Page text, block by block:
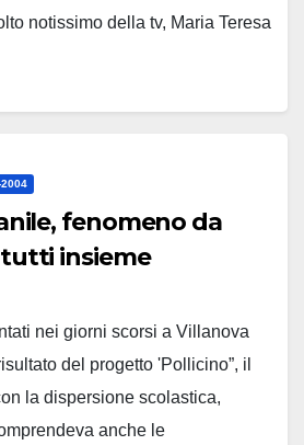
notissimo della tv, Maria Teresa
2004
fenomeno da
insieme
nei giorni scorsi a Villanova
del progetto 'Pollicino”, il
la dispersione scolastica,
anche le